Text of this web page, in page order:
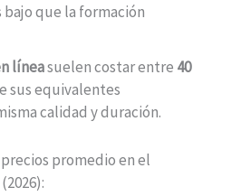
bajo que la formación
líneasuelen costar entre 40
sus equivalentes
calidad y duración.
promedio en el